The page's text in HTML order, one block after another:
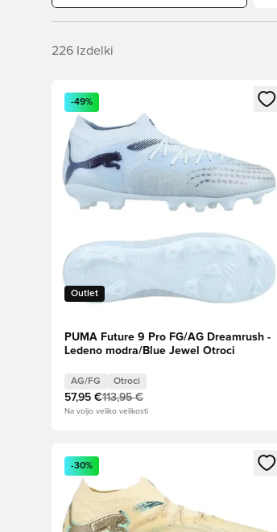
226 Izdelki
Odpre Modal za prijavo ali vpis kot član
Outlet
-49%
PUMA Future 9 Pro FG/AG Dreamrush -
Ledeno modra/Blue Jewel Otroci
AG/FG Otroci
57,95 €113,95 €
Na voljo veliko velikosti
Odpre Modal za prijavo ali vpis kot član
-30%